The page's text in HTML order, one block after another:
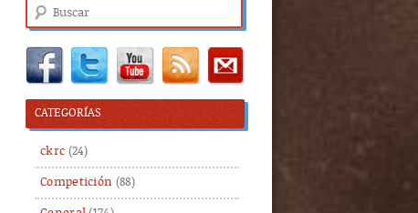
Buscar
CATEGORÍAS
ckrc (24)
Competición (88)